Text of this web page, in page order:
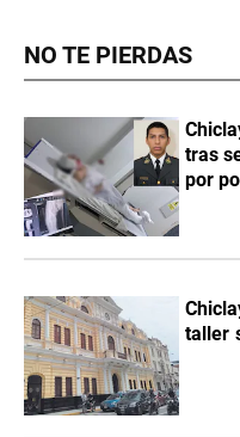
NO TE PIERDAS
tras
por
taller